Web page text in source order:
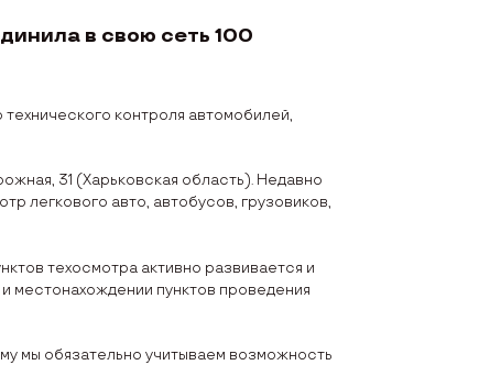
в свою сеть 100
контроля автомобилей,
31 (Харьковская область). Недавно
легкового авто, автобусов, грузовиков,
техосмотра активно развивается и
местонахождении пунктов проведения
мы обязательно учитываем возможность